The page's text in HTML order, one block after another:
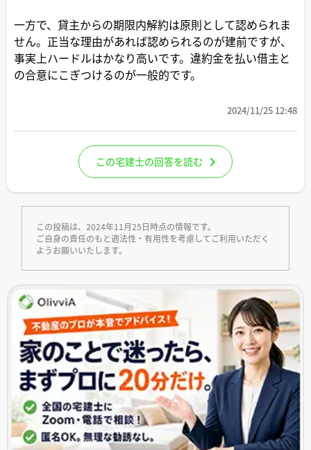
一方で、貸主からの期限内解約は原則として認められま
せん。正当な理由があれば認められるのが建前ですが、
事実上ハードルはかなり高いです。違約金を払い借主と
の合意にこぎつけるのが一般的です。
2024/11/25 12:48
この宅建士の回答を読む
この投稿は、2024年11月25日時点の情報です。
ご自身の責任のもと適法性・有用性を考慮してご利用いただく
ようお願いいたします。